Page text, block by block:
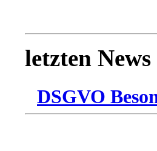
letzten News
DSGVO